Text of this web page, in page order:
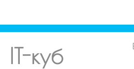
IT-куб